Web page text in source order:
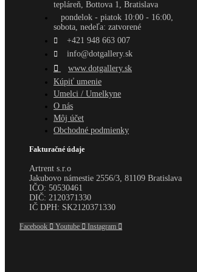
tepláreň, Bottova 1, Bratislava
pondelok - piatok 10:00 - 16:00,
sobota, nedeľa: zatvorené
+421 948 663 007
info@dotgallery.sk
www.dotgallery.sk
Kúpiť umenie
Umelci / Umelkyne
O nás
Môj účet
Obchodné podmienky
Fakturačné údaje
Artrent s.r.o
Jakubovo námestie 2556/3, 81109 Bratislava
IČO: 50530461
DIČ: 2120371330
IČ DPH: SK2120371330
Facebook Youtube Instagram